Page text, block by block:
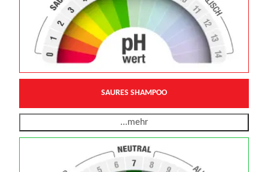
SAURES SHAMPOO
...mehr